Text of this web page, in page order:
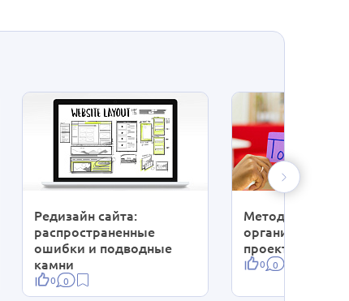
Редизайн сайта:
распространенные
ошибки и подводные
камни
0 0
организация
0 0